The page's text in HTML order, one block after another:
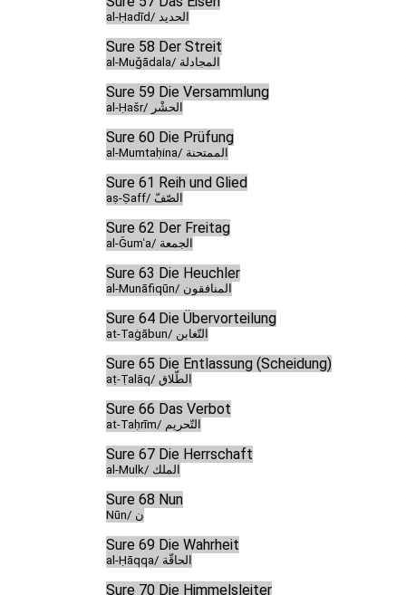
al-Ḥadīd/ الحديد
Sure 58 Der Streit
al-Muǧādala/ المجادلة
Sure 59 Die Versammlung
al-Ḥašr/ الحشْر
Sure 60 Die Prüfung
al-Mumtaḥina/ الممتحنة
Sure 61 Reih und Glied
aṣ-Ṣaff/ الصّفّ
Sure 62 Der Freitag
al-Ǧumʿa/ الجمعة
Sure 63 Die Heuchler
al-Munāfiqūn/ المنافقون
Sure 64 Die Übervorteilung
at-Taġābun/ التّغابن
Sure 65 Die Entlassung (Scheidung)
aṭ-Ṭalāq/ الطّلاق
Sure 66 Das Verbot
at-Taḥrīm/ التّحريم
Sure 67 Die Herrschaft
al-Mulk/ الملك
Sure 68 Nun
Nūn/ ن
Sure 69 Die Wahrheit
al-Ḥāqqa/ الحاقّة
Sure 70 Die Himmelsleiter